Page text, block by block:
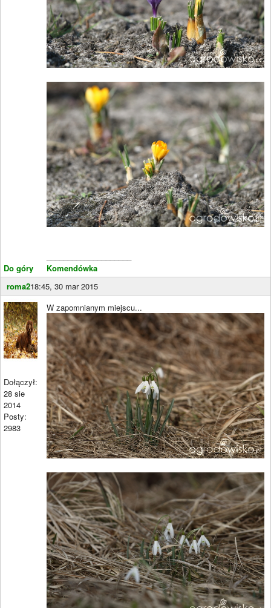
Do góry
Komendówka
roma218:45, 30 mar 2015
Dołączył:
28 sie
2014
Posty:
2983
W zapomnianym miejscu...